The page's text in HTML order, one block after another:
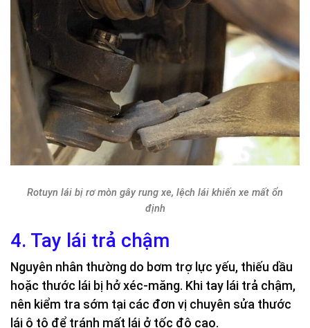
Rotuyn lái bị rơ mòn gây rung xe, lệch lái khiến xe mất ổn
định
4. Tay lái trả chậm
Nguyên nhân thường do bơm trợ lực yếu, thiếu dầu
hoặc thước lái bị hở xéc-măng. Khi tay lái trả chậm,
nên kiểm tra sớm tại các đơn vị chuyên sửa thước
lái ô tô để tránh mất lái ở tốc độ cao.